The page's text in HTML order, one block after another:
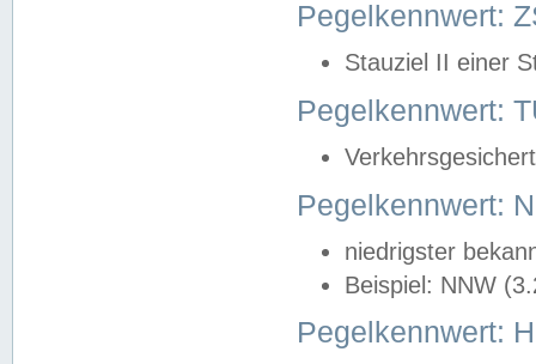
Pegelkennwert:
Stauziel II einer
Pegelkennwert:
Pegelkennwert:
niedrigster
Beispiel: NNW
Pegelkennwert: